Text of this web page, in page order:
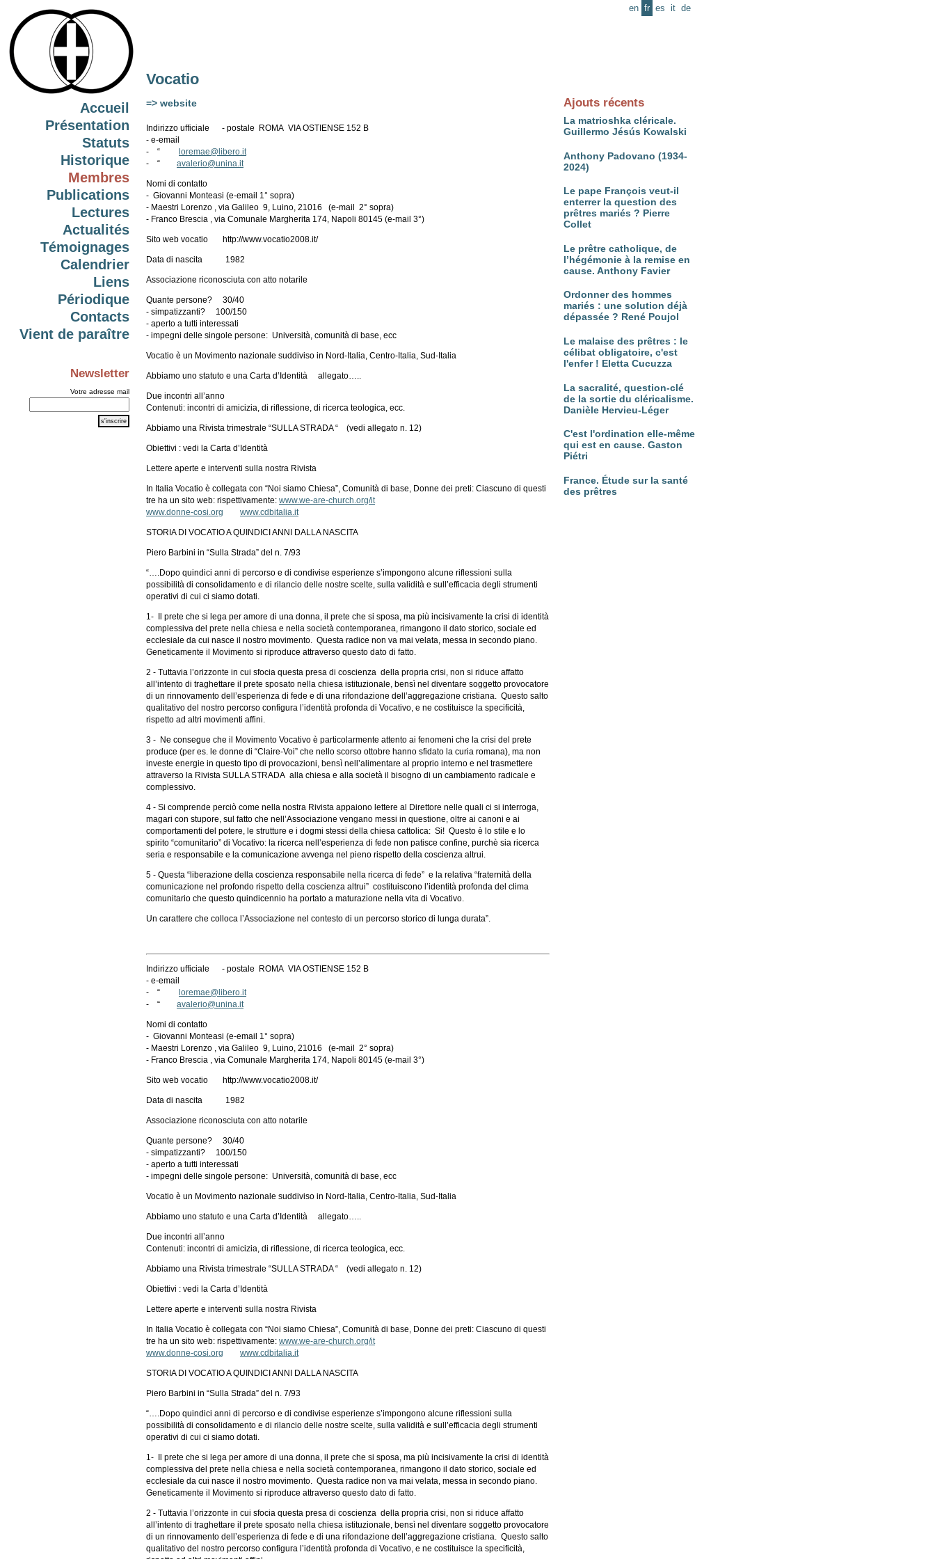
Accueil
Présentation
Statuts
Historique
Membres
Publications
Lectures
Actualités
Témoignages
Calendrier
Liens
Périodique
Contacts
Vient de paraître
Newsletter
Votre adresse mail
en fr es it de
Ajouts récents
La matrioshka cléricale.
Guillermo Jésús Kowalski
Anthony Padovano (1934-
2024)
Le pape François veut-il
enterrer la question des
prêtres mariés ? Pierre
Collet
Le prêtre catholique, de
l’hégémonie à la remise en
cause. Anthony Favier
Ordonner des hommes
mariés : une solution déjà
dépassée ? René Poujol
Le malaise des prêtres : le
célibat obligatoire, c'est
l'enfer ! Eletta Cucuzza
La sacralité, question-clé
de la sortie du cléricalisme.
Danièle Hervieu-Léger
C'est l'ordination elle-même
qui est en cause. Gaston
Piétri
France. Étude sur la santé
des prêtres
Vocatio
=> website
Indirizzo ufficiale - postale ROMA VIA OSTIENSE 152 B
- e-email
- “ loremae@libero.it
- “ avalerio@unina.it
Nomi di contatto
- Giovanni Monteasi (e-email 1° sopra)
- Maestri Lorenzo , via Galileo 9, Luino, 21016 (e-mail 2° sopra)
- Franco Brescia , via Comunale Margherita 174, Napoli 80145 (e-mail 3°)
Sito web vocatio http://www.vocatio2008.it/
Data di nascita 1982
Associazione riconosciuta con atto notarile
Quante persone? 30/40
- simpatizzanti? 100/150
- aperto a tutti interessati
- impegni delle singole persone: Università, comunità di base, ecc
Vocatio è un Movimento nazionale suddiviso in Nord-Italia, Centro-Italia, Sud-Italia
Abbiamo uno statuto e una Carta d’Identità allegato…..
Due incontri all’anno
Contenuti: incontri di amicizia, di riflessione, di ricerca teologica, ecc.
Abbiamo una Rivista trimestrale “SULLA STRADA “ (vedi allegato n. 12)
Obiettivi : vedi la Carta d’Identità
Lettere aperte e interventi sulla nostra Rivista
In Italia Vocatio è collegata con “Noi siamo Chiesa”, Comunità di base, Donne dei preti: Ciascuno di questi
tre ha un sito web: rispettivamente: www.we-are-church.org/it
www.donne-cosi.org
www.cdbitalia.it
STORIA DI VOCATIO A QUINDICI ANNI DALLA NASCITA
Piero Barbini in “Sulla Strada” del n. 7/93
“….Dopo quindici anni di percorso e di condivise esperienze s’impongono alcune riflessioni sulla
possibilità di consolidamento e di rilancio delle nostre scelte, sulla validità e sull’efficacia degli strumenti
operativi di cui ci siamo dotati.
1- Il prete che si lega per amore di una donna, il prete che si sposa, ma più incisivamente la crisi di identità
complessiva del prete nella chiesa e nella società contemporanea, rimangono il dato storico, sociale ed
ecclesiale da cui nasce il nostro movimento. Questa radice non va mai velata, messa in secondo piano.
Geneticamente il Movimento si riproduce attraverso questo dato di fatto.
2 - Tuttavia l’orizzonte in cui sfocia questa presa di coscienza della propria crisi, non si riduce affatto
all’intento di traghettare il prete sposato nella chiesa istituzionale, bensì nel diventare soggetto provocatore
di un rinnovamento dell’esperienza di fede e di una rifondazione dell’aggregazione cristiana. Questo salto
qualitativo del nostro percorso configura l’identità profonda di Vocativo, e ne costituisce la specificità,
rispetto ad altri movimenti affini.
3 - Ne consegue che il Movimento Vocativo è particolarmente attento ai fenomeni che la crisi del prete
produce (per es. le donne di “Claire-Voi” che nello scorso ottobre hanno sfidato la curia romana), ma non
investe energie in questo tipo di provocazioni, bensì nell’alimentare al proprio interno e nel trasmettere
attraverso la Rivista SULLA STRADA alla chiesa e alla società il bisogno di un cambiamento radicale e
complessivo.
4 - Si comprende perciò come nella nostra Rivista appaiono lettere al Direttore nelle quali ci si interroga,
magari con stupore, sul fatto che nell’Associazione vengano messi in questione, oltre ai canoni e ai
comportamenti del potere, le strutture e i dogmi stessi della chiesa cattolica: Si! Questo è lo stile e lo
spirito “comunitario” di Vocativo: la ricerca nell’esperienza di fede non patisce confine, purchè sia ricerca
seria e responsabile e la comunicazione avvenga nel pieno rispetto della coscienza altrui.
5 - Questa “liberazione della coscienza responsabile nella ricerca di fede” e la relativa “fraternità della
comunicazione nel profondo rispetto della coscienza altrui” costituiscono l’identità profonda del clima
comunitario che questo quindicennio ha portato a maturazione nella vita di Vocativo.
Un carattere che colloca l’Associazione nel contesto di un percorso storico di lunga durata”.
Indirizzo ufficiale - postale ROMA VIA OSTIENSE 152 B
- e-email
- “ loremae@libero.it
- “ avalerio@unina.it
Nomi di contatto
- Giovanni Monteasi (e-email 1° sopra)
- Maestri Lorenzo , via Galileo 9, Luino, 21016 (e-mail 2° sopra)
- Franco Brescia , via Comunale Margherita 174, Napoli 80145 (e-mail 3°)
Sito web vocatio http://www.vocatio2008.it/
Data di nascita 1982
Associazione riconosciuta con atto notarile
Quante persone? 30/40
- simpatizzanti? 100/150
- aperto a tutti interessati
- impegni delle singole persone: Università, comunità di base, ecc
Vocatio è un Movimento nazionale suddiviso in Nord-Italia, Centro-Italia, Sud-Italia
Abbiamo uno statuto e una Carta d’Identità allegato…..
Due incontri all’anno
Contenuti: incontri di amicizia, di riflessione, di ricerca teologica, ecc.
Abbiamo una Rivista trimestrale “SULLA STRADA “ (vedi allegato n. 12)
Obiettivi : vedi la Carta d’Identità
Lettere aperte e interventi sulla nostra Rivista
In Italia Vocatio è collegata con “Noi siamo Chiesa”, Comunità di base, Donne dei preti: Ciascuno di questi
tre ha un sito web: rispettivamente: www.we-are-church.org/it
www.donne-cosi.org
www.cdbitalia.it
STORIA DI VOCATIO A QUINDICI ANNI DALLA NASCITA
Piero Barbini in “Sulla Strada” del n. 7/93
“….Dopo quindici anni di percorso e di condivise esperienze s’impongono alcune riflessioni sulla
possibilità di consolidamento e di rilancio delle nostre scelte, sulla validità e sull’efficacia degli strumenti
operativi di cui ci siamo dotati.
1- Il prete che si lega per amore di una donna, il prete che si sposa, ma più incisivamente la crisi di identità
complessiva del prete nella chiesa e nella società contemporanea, rimangono il dato storico, sociale ed
ecclesiale da cui nasce il nostro movimento. Questa radice non va mai velata, messa in secondo piano.
Geneticamente il Movimento si riproduce attraverso questo dato di fatto.
2 - Tuttavia l’orizzonte in cui sfocia questa presa di coscienza della propria crisi, non si riduce affatto
all’intento di traghettare il prete sposato nella chiesa istituzionale, bensì nel diventare soggetto provocatore
di un rinnovamento dell’esperienza di fede e di una rifondazione dell’aggregazione cristiana. Questo salto
qualitativo del nostro percorso configura l’identità profonda di Vocativo, e ne costituisce la specificità,